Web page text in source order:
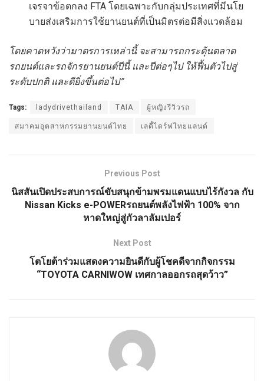
เจรจาข้อตกลง FTA โดยเฉพาะกับกลุ่มประเทศที่มีนโย
บายส่งเสริมการใช้ยานยนต์ที่เป็นมิตรต่อมีสิ่งแวดล้อม
โดยคาดหวังว่ามาตรการเหล่านี้ จะสามารถกระตุ้นตลาด
รถยนต์และรถจักรยานยนต์ปีนี้ และปีต่อๆไป ให้ฟื้นตัวไปสู่
ระดับปกติ และดียิ่งขึ้นต่อไป”
Tags: ladydrivethailand TAIA ผู้หญิงรีวิวรถ
สมาคมอุตสาหกรรมยานยนต์ไทย เลดี้ไดร์ฟไทยแลนด์
Previous Post
นิสสันเปิดประสบการณ์ขับสนุกข้ามพรมแดนแบบไร้กังวล กับ
Nissan Kicks e-POWERรถยนต์พลังไฟฟ้า 100% จาก
หาดใหญ่สู่กัวลาลัมเปอร์
Next Post
โตโยต้าร่วมแสดงความยินดีกับผู้โชคดีจากกิจกรรม
“TOYOTA CARNIWOW เทศกาลออกรถสุดว้าว”